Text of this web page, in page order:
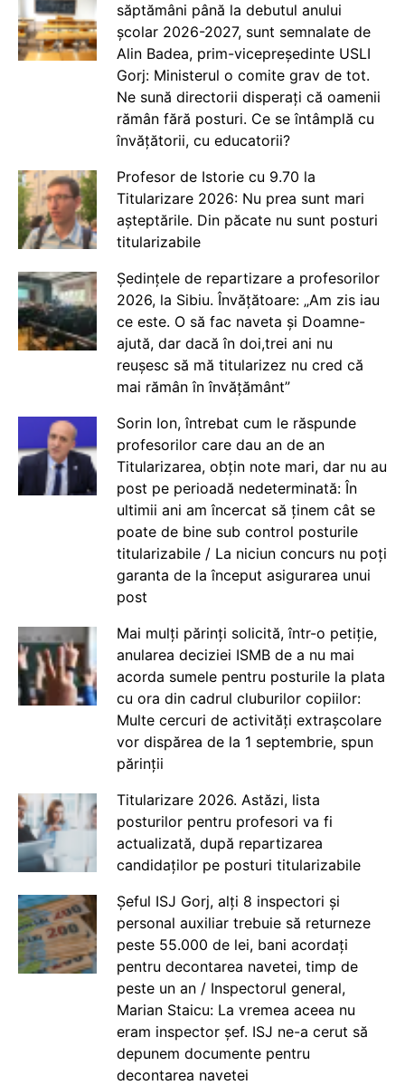
săptămâni până la debutul anului
școlar 2026-2027, sunt semnalate de
Alin Badea, prim-vicepreședinte USLI
Gorj: Ministerul o comite grav de tot.
Ne sună directorii disperați că oamenii
rămân fără posturi. Ce se întâmplă cu
învățătorii, cu educatorii?
Profesor de Istorie cu 9.70 la
Titularizare 2026: Nu prea sunt mari
așteptările. Din păcate nu sunt posturi
titularizabile
Ședințele de repartizare a profesorilor
2026, la Sibiu. Învățătoare: „Am zis iau
ce este. O să fac naveta și Doamne-
ajută, dar dacă în doi,trei ani nu
reușesc să mă titularizez nu cred că
mai rămân în învățământ”
Sorin Ion, întrebat cum le răspunde
profesorilor care dau an de an
Titularizarea, obțin note mari, dar nu au
post pe perioadă nedeterminată: În
ultimii ani am încercat să ținem cât se
poate de bine sub control posturile
titularizabile / La niciun concurs nu poți
garanta de la început asigurarea unui
post
Mai mulți părinți solicită, într-o petiție,
anularea deciziei ISMB de a nu mai
acorda sumele pentru posturile la plata
cu ora din cadrul cluburilor copiilor:
Multe cercuri de activități extrașcolare
vor dispărea de la 1 septembrie, spun
părinții
Titularizare 2026. Astăzi, lista
posturilor pentru profesori va fi
actualizată, după repartizarea
candidaților pe posturi titularizabile
Șeful ISJ Gorj, alți 8 inspectori și
personal auxiliar trebuie să returneze
peste 55.000 de lei, bani acordați
pentru decontarea navetei, timp de
peste un an / Inspectorul general,
Marian Staicu: La vremea aceea nu
eram inspector șef. ISJ ne-a cerut să
depunem documente pentru
decontarea navetei